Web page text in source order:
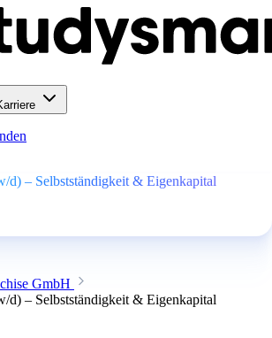
d) – Selbstständigkeit & Eigenkapital
GmbH
d) – Selbstständigkeit & Eigenkapital